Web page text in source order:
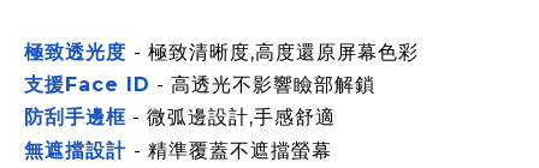
極致透光度 - 極致清晰度,高度還原屏幕色彩
支援Face ID - 高透光不影響瞼部解鎖
防刮手邊框 - 微弧邊設計,手感舒適
無遮擋設計 - 精準覆蓋不遮擋螢幕